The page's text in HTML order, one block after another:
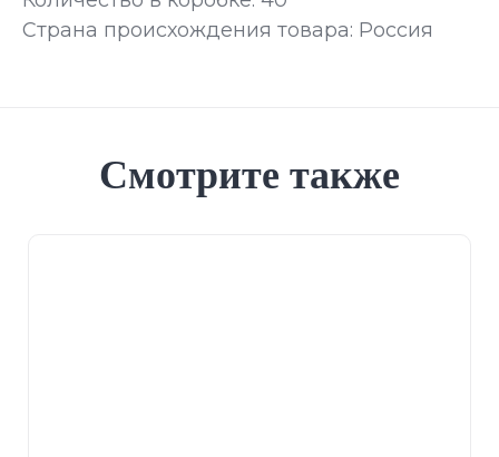
Страна происхождения товара: Россия
Смотрите также